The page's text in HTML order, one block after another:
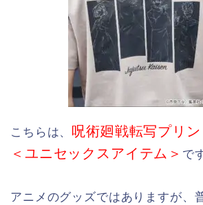
こちらは、 呪術廻戦転写プリ
＜ユニセックスアイテム＞ で
アニメのグッズではありますが、